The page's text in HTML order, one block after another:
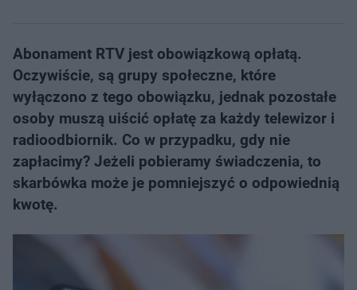
Abonament RTV jest obowiązkową opłatą.
Oczywiście, są grupy społeczne, które
wyłączono z tego obowiązku, jednak pozostałe
osoby muszą uiścić opłatę za każdy telewizor i
radioodbiornik. Co w przypadku, gdy nie
zapłacimy? Jeżeli pobieramy świadczenia, to
skarbówka może je pomniejszyć o odpowiednią
kwotę.